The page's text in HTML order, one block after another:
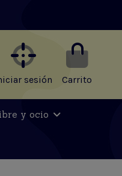
sesión Carrito
y ocio